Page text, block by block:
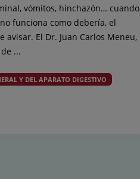
vómitos, hinchazón… cuando
funciona como debería, el
avisar. El Dr. Juan Carlos Meneu,
...
Y DEL APARATO DIGESTIVO